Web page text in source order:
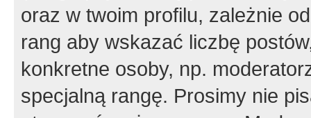
oraz w twoim profilu, zależnie
rang aby wskazać liczbę
konkretne osoby, np.
specjalną rangę. Prosimy nie